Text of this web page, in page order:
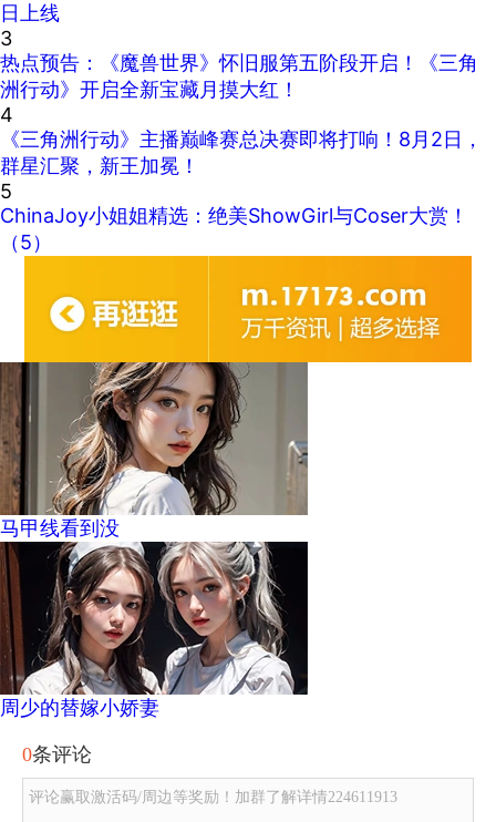
日上线
3
热点预告：《魔兽世界》怀旧服第五阶段开启！《三角
洲行动》开启全新宝藏月摸大红！
4
《三角洲行动》主播巅峰赛总决赛即将打响！8月2日，
群星汇聚，新王加冕！
5
ChinaJoy小姐姐精选：绝美ShowGirl与Coser大赏！
（5）
马甲线看到没
周少的替嫁小娇妻
0条评论
评论赢取激活码/周边等奖励！加群了解详情224611913